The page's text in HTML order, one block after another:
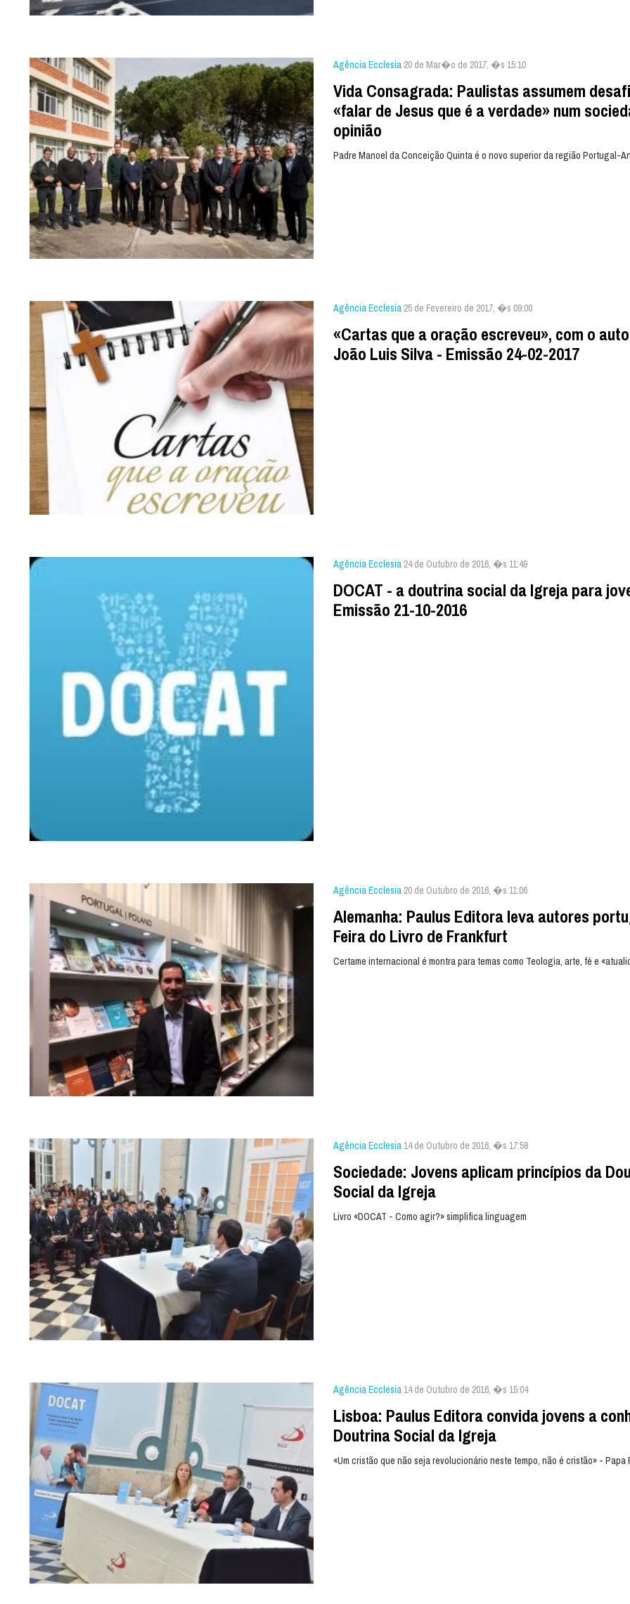
Agência Ecclesia 20 de Mar�o de 2017, �s 15:10
Vida Consagrada: Paulistas assumem
«falar de Jesus que é a verdade» num
opinião
Padre Manoel da Conceição Quinta é o novo superior da região Portugal-
Agência Ecclesia 25 de Fevereiro de 2017, �s 09:00
«Cartas que a oração escreveu», com o
João Luis Silva - Emissão 24-02-2017
Agência Ecclesia 24 de Outubro de 2016, �s 11:49
DOCAT - a doutrina social da Igreja para
Emissão 21-10-2016
Agência Ecclesia 20 de Outubro de 2016, �s 11:06
Alemanha: Paulus Editora leva autores
Feira do Livro de Frankfurt
Certame internacional é montra para temas como Teologia, arte, fé e
Agência Ecclesia 14 de Outubro de 2016, �s 17:58
Sociedade: Jovens aplicam princípios da
Social da Igreja
Livro «DOCAT - Como agir?» simplifica linguagem
Agência Ecclesia 14 de Outubro de 2016, �s 15:04
Lisboa: Paulus Editora convida jovens a
Doutrina Social da Igreja
«Um cristão que não seja revolucionário neste tempo, não é cristão» - Papa